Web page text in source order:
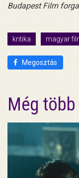
Budapest Film
kritika magyar
Megosztás
Még